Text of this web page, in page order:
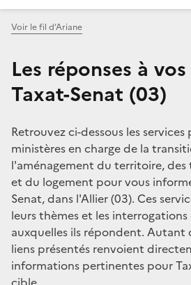
Voir le fil d’Ariane
Les réponses à
Taxat-Senat (03)
Retrouvez ci-dessous les
ministères en charge de la
l'aménagement du territoire, des
et du logement pour vous
Senat, dans l'Allier (03). Ces
leurs thèmes et les
auxquelles ils répondent. Autant
liens présentés renvoient
informations pertinentes pour